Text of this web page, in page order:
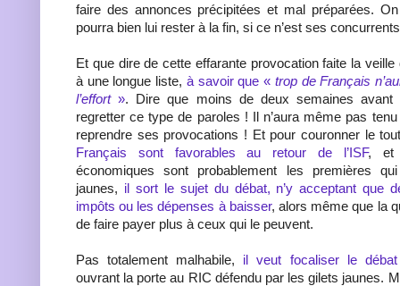
faire des annonces précipitées et mal préparées.
pourra bien lui rester à la fin, si ce n’est ses
Et que dire de cette effarante provocation faite la veille
à une longue liste, à savoir que « trop de Français
l’effort». Dire que moins de deux semaines
regretter ce type de paroles ! Il n’aura même pas
reprendre ses provocations ! Et pour couronner le
Français sont favorables au retour de l’ISF, et
économiques sont probablement les premières
jaunes, il sort le sujet du débat, n’y acceptant que
impôts ou les dépenses à baisser, alors même que la
de faire payer plus à ceux qui le peuvent.
Pas totalement malhabile, il veut focaliser le
ouvrant la porte au RIC défendu par les gilets jaunes.